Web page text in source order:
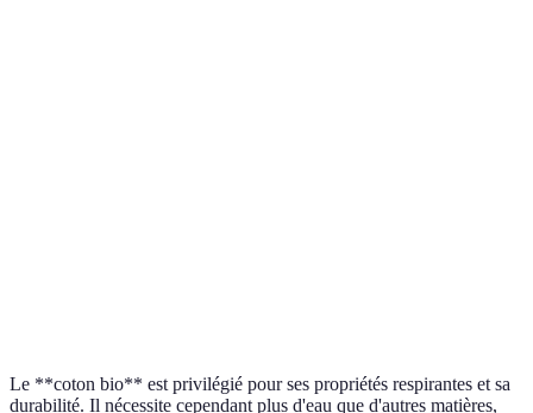
Le **coton bio** est privilégié pour ses propriétés respirantes et sa
durabilité. Il nécessite cependant plus d'eau que d'autres matières,